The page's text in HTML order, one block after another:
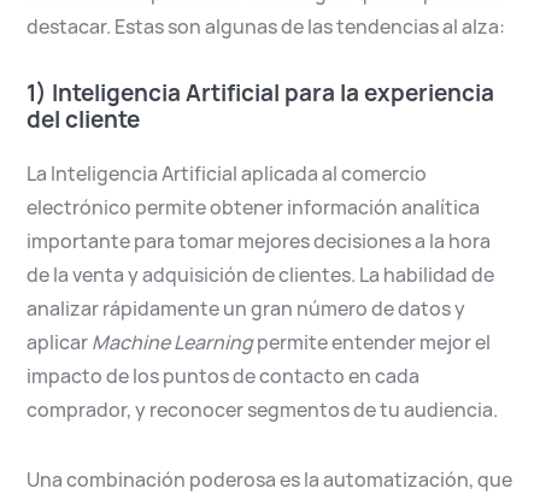
destacar. Estas son algunas de las tendencias al alza:
1) Inteligencia Artificial para la experiencia
del cliente
La Inteligencia Artificial aplicada al comercio
electrónico permite obtener información analítica
importante para tomar mejores decisiones a la hora
de la venta y adquisición de clientes. La habilidad de
analizar rápidamente un gran número de datos y
aplicarMachine Learningpermite entender mejor el
impacto de los puntos de contacto en cada
comprador, y reconocer segmentos de tu audiencia.
Una combinación poderosa es la automatización, que